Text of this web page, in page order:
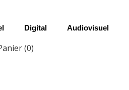
Digital Audiovisuel
(0)